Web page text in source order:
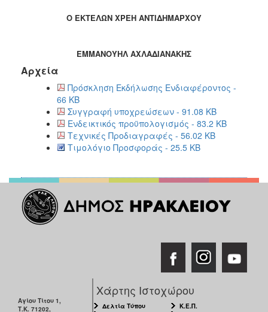
Ο ΕΚΤΕΛΩΝ ΧΡΕΗ ΑΝΤΙΔΗΜΑΡΧΟΥ
ΕΜΜΑΝΟΥΗΛ ΑΧΛΑΔΙΑΝΑΚΗΣ
Αρχεία
Πρόσκληση Εκδήλωσης Ενδιαφέροντος -
66 KB
Συγγραφή υποχρεώσεων - 91.08 KB
Ενδεικτικός προϋπολογισμός - 83.2 KB
Τεχνικές Προδιαγραφές - 56.02 KB
Τιμολόγιο Προσφοράς - 25.5 KB
Αγίου Τίτου 1,
Τ.Κ. 71202,
Χάρτης Ιστοχώρου
Δελτία Τύπου
Κ.Ε.Π.